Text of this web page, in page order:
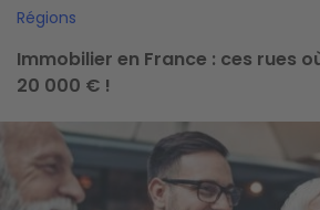
Régions
Immobilier en France : ces rues
20 000 € !